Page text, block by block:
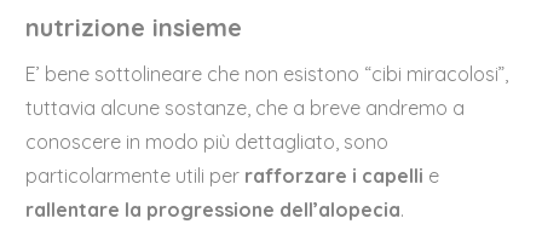
nutrizione insieme
E’ bene sottolineare che non esistono “cibi miracolosi”,
tuttavia alcune sostanze, che a breve andremo a
conoscere in modo più dettagliato, sono
particolarmente utili per rafforzare i capelli e
rallentare la progressione dell’alopecia.